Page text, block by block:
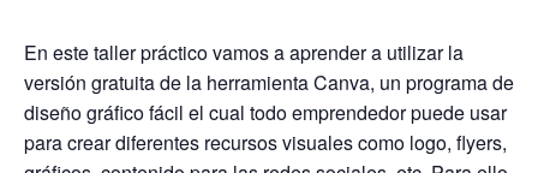
En este taller práctico vamos a aprender a utilizar la
versión gratuita de la herramienta Canva, un programa de
diseño gráfico fácil el cual todo emprendedor puede usar
para crear diferentes recursos visuales como logo, flyers,